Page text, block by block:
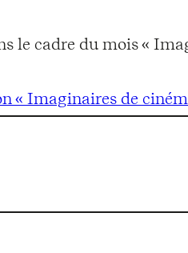
le cadre du mois «
« Imaginaires de